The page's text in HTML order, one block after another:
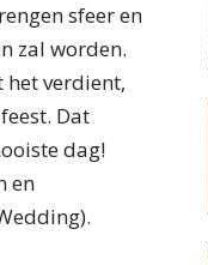
sfeer en
zal worden.
verdient,
Dat
dag!
en